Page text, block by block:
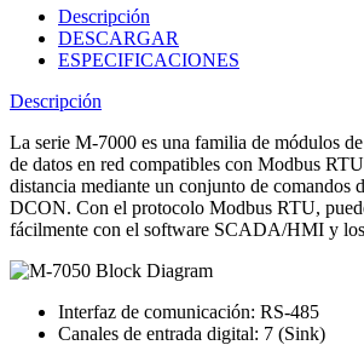
Descripción
DESCARGAR
ESPECIFICACIONES
Descripción
La serie M-7000 es una familia de módulos
de datos en red compatibles con Modbus
distancia mediante un conjunto de comandos
DCON. Con el protocolo Modbus RTU,
fácilmente con el software SCADA/HMI y
Interfaz de comunicación: RS-485
Canales de entrada digital: 7 (Sink)